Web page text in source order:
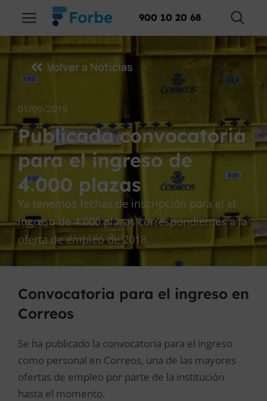
900 10 20 68
Volver a Noticias
01/09/2019
Publicada convocatoria
para el ingreso de
4.000 plazas
Ya tenemos fechas de inscripción para el el
ingreso de 4.000 plazas correspondientes a la
oferta de empleo de 2018.
Convocatoria para el ingreso en
Correos
Se ha publicado la convocatoria para el ingreso
como personal en Correos, una de las mayores
ofertas de empleo por parte de la institución
hasta el momento.